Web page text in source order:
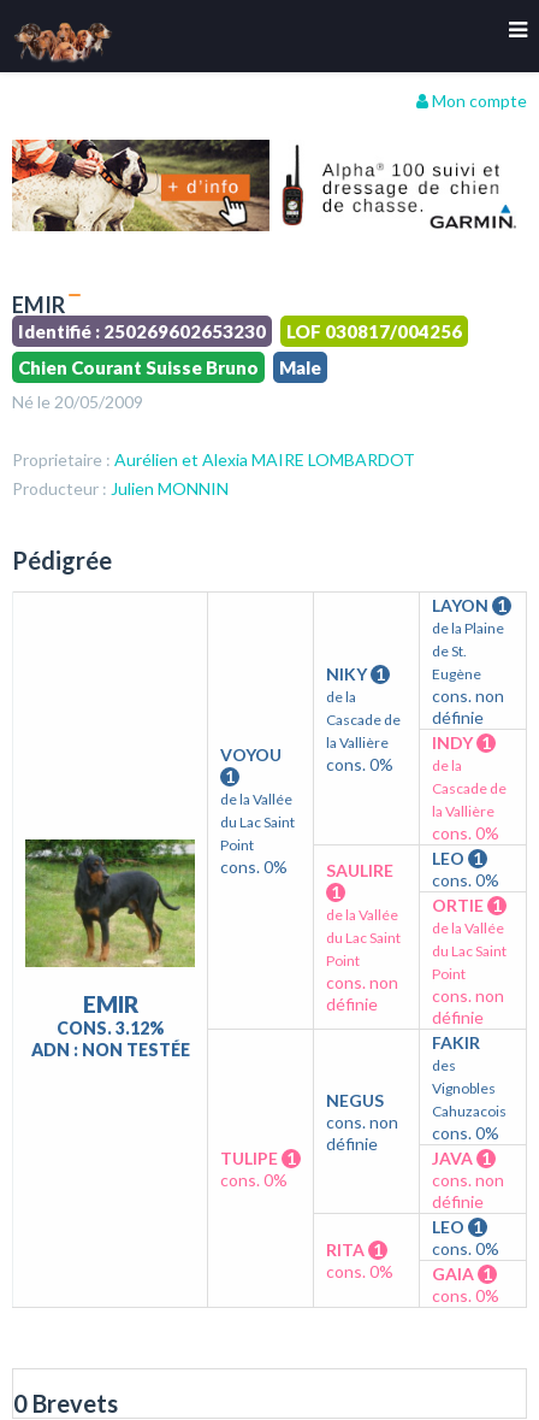
Mon compte
EMIR
Identifié : 250269602653230
LOF 030817/004256
Chien Courant Suisse Bruno
Male
Né le 20/05/2009
Proprietaire : Aurélien et Alexia MAIRE LOMBARDOT
Producteur : Julien MONNIN
Pédigrée
EMIR
CONS. 3.12%
ADN : NON TESTÉE
VOYOU
1
de la Vallée
du Lac Saint
Point
cons. 0%
NIKY 1
de la
Cascade de
la Vallière
cons. 0%
LAYON 1
de la Plaine
de St.
Eugène
cons. non
définie
INDY 1
de la
Cascade de
la Vallière
cons. 0%
SAULIRE
1
de la Vallée
du Lac Saint
Point
cons. non
définie
LEO 1
cons. 0%
ORTIE 1
de la Vallée
du Lac Saint
Point
cons. non
définie
TULIPE 1
cons. 0%
NEGUS
cons. non
définie
FAKIR
des
Vignobles
Cahuzacois
cons. 0%
JAVA 1
cons. non
définie
RITA 1
cons. 0%
LEO 1
cons. 0%
GAIA 1
cons. 0%
0 Brevets